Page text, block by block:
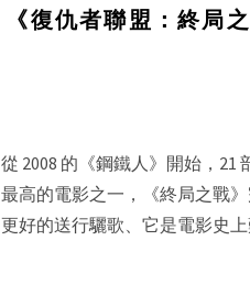
《復仇者聯盟：終局
從 2008 的《鋼鐵人》開始，
最高的電影之一，《終局之戰
更好的送行驪歌、它是電影史